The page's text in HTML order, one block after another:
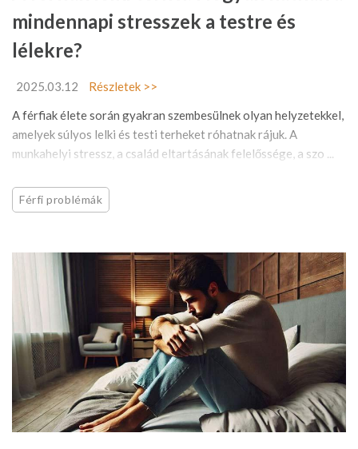
mindennapi stresszek a testre és
lélekre?
2025.03.12
Részletek >>
A férfiak élete során gyakran szembesülnek olyan helyzetekkel,
amelyek súlyos lelki és testi terheket róhatnak rájuk. A
munkahelyi stressz, a család eltartásának felelőssége, a szo ...
Férfi problémák